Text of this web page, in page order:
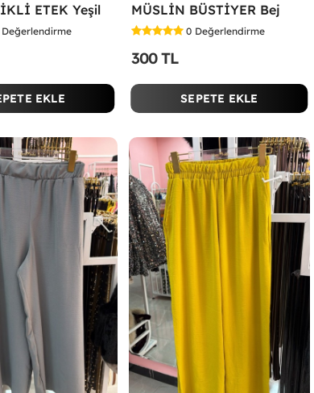
ETEK Yeşil
Değerlendirme
EKLE
MÜSLİN BÜSTİYER Bej
0 Değerlendirme
300 TL
SEPETE EKLE